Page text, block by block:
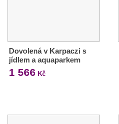
Dovolená v Karpaczi s
jídlem a aquaparkem
1 566 Kč